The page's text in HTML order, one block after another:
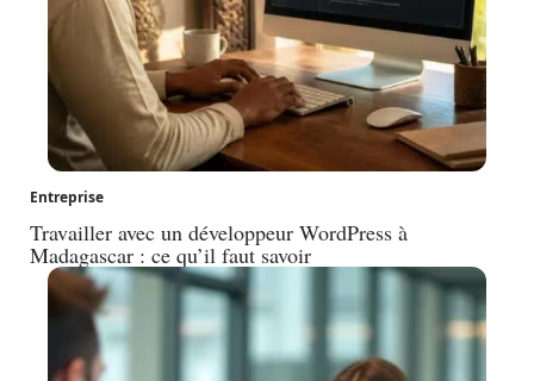
Entreprise
Travailler avec un développeur WordPress à
Madagascar : ce qu’il faut savoir